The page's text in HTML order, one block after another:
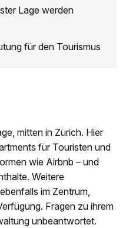
Lage werden
für den Tourismus
mitten in Zürich. Hier
für Touristen und
wie Airbnb – und
Weitere
im Zentrum,
Fragen zu ihrem
unbeantwortet.